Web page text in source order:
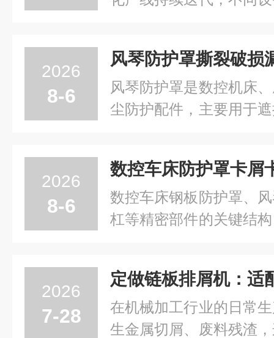
业处理设备防护问题的
钣金加工产业链，不少...
2026
8-6
风琴防护罩是数控机床
尘防护配件，主要用于
损、脱胶漏屑等问题，
发导轨拉伤、油路污染
2026
8-6
数控车床钢板防护罩、
杠等精密部件的关键结
运行受阻等故障。防护
作效率，还会挤压刮伤...
2026
7-28
在机械加工行业的日常
生金属切屑、废料残渣